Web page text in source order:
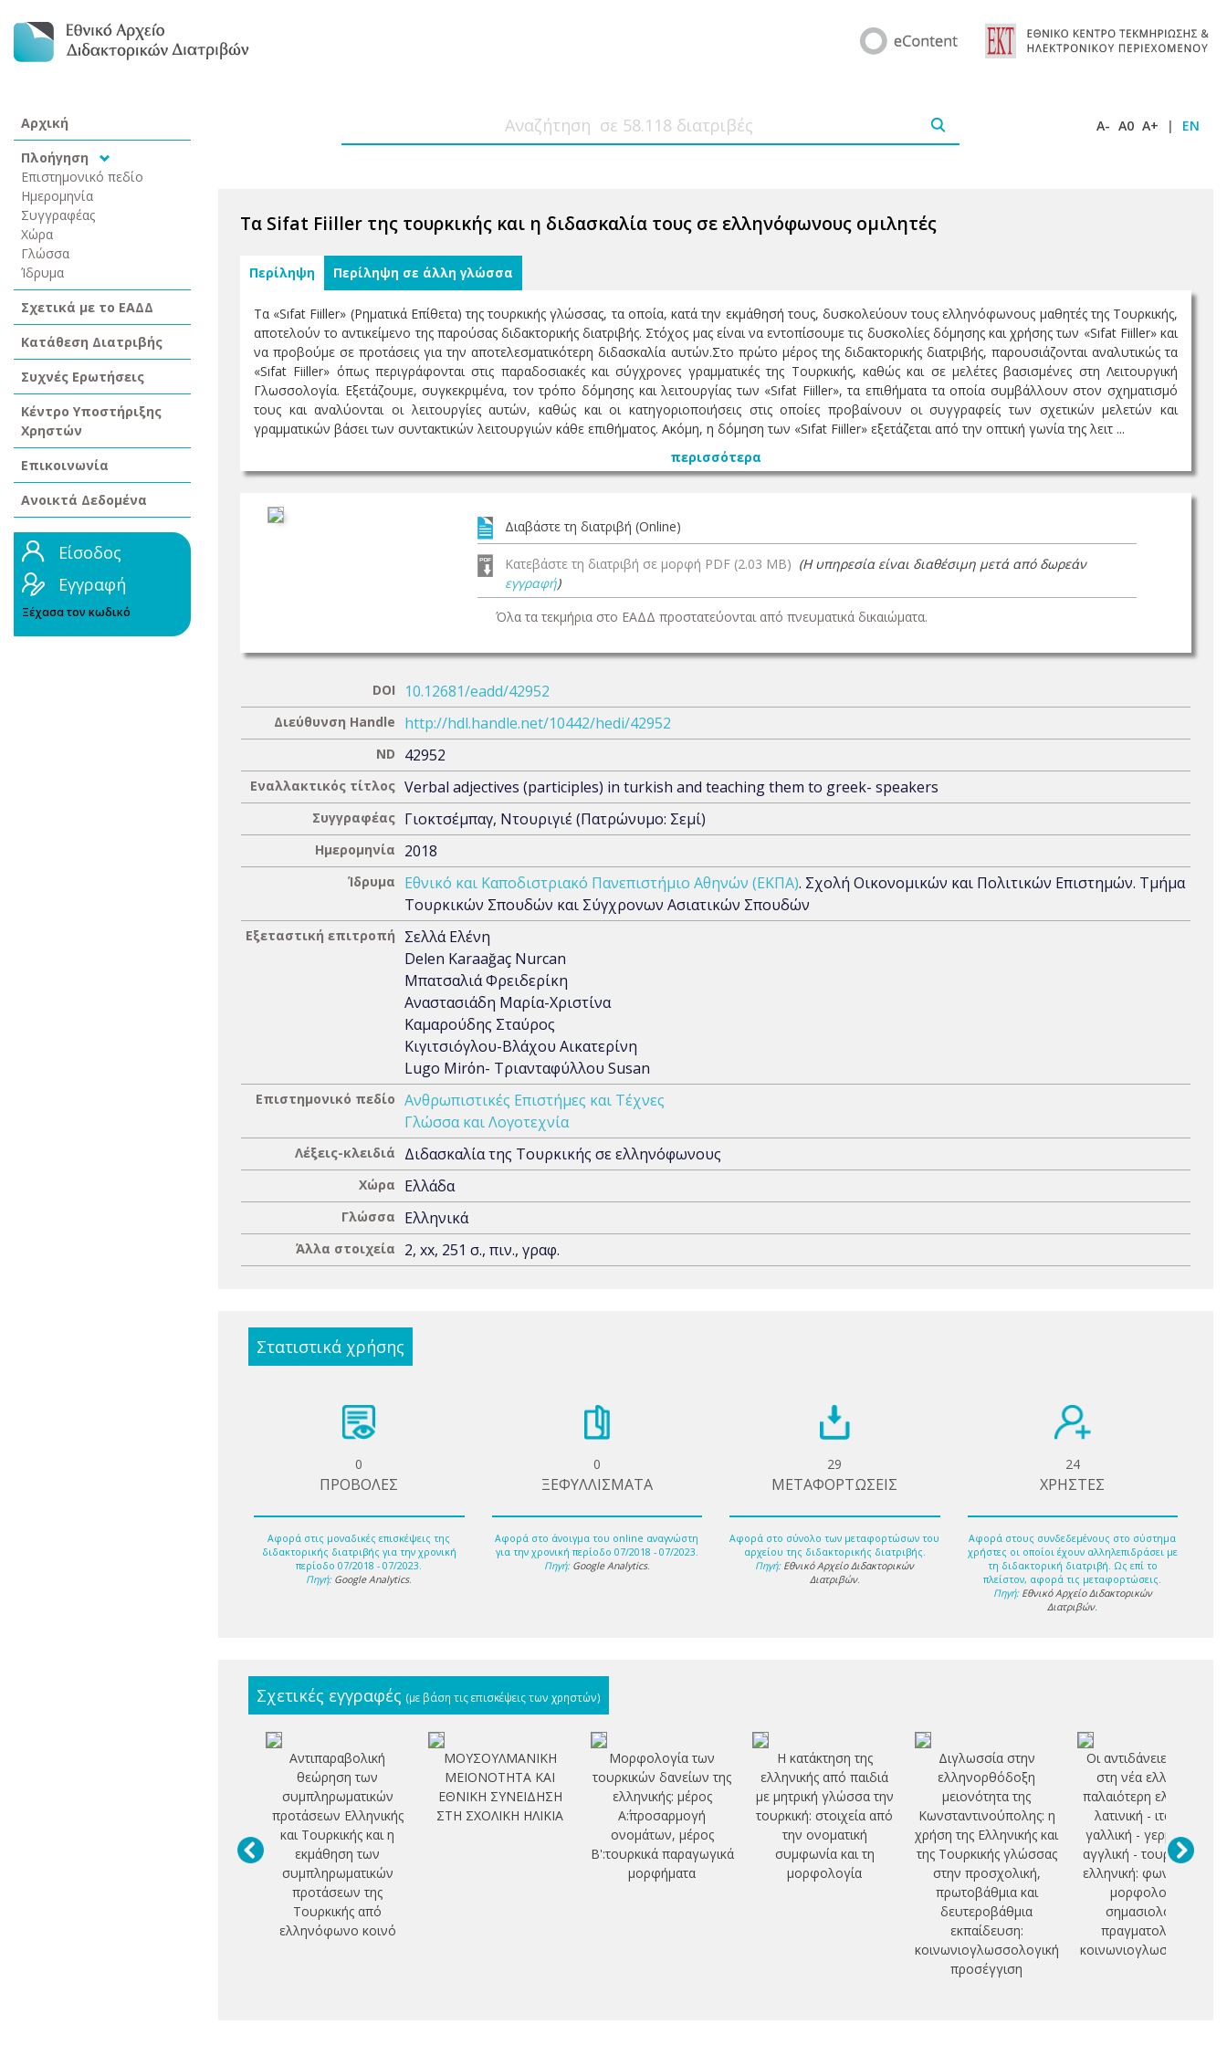
Αρχική
Πλοήγηση
Επιστημονικό πεδίο
Ημερομηνία
Συγγραφέας
Χώρα
Γλώσσα
Ίδρυμα
Σχετικά με το ΕΑΔΔ
Κατάθεση Διατριβής
Συχνές Ερωτήσεις
Κέντρο Υποστήριξης
Χρηστών
Επικοινωνία
Ανοικτά Δεδομένα
Είσοδος
Εγγραφή
Ξέχασα τον κωδικό
A- A0 A+ | EN
Τα Sifat Fiiller της τουρκικής και η διδασκαλία τους σε ελληνόφωνους ομιλητές
Περίληψη Περίληψη σε άλλη γλώσσα
Τα «Sıfat Fiiller» (Ρηματικά Επίθετα) της τουρκικής γλώσσας, τα οποία, κατά την εκμάθησή τους, δυσκολεύουν τους ελληνόφωνους μαθητές της Τουρκικής,
αποτελούν το αντικείμενο της παρούσας διδακτορικής διατριβής. Στόχος μας είναι να εντοπίσουμε τις δυσκολίες δόμησης και χρήσης των «Sıfat Fiiller» και
να προβούμε σε προτάσεις για την αποτελεσματικότερη διδασκαλία αυτών.Στο πρώτο μέρος της διδακτορικής διατριβής, παρουσιάζονται αναλυτικώς τα
«Sıfat Fiiller» όπως περιγράφονται στις παραδοσιακές και σύγχρονες γραμματικές της Τουρκικής, καθώς και σε μελέτες βασισμένες στη Λειτουργική
Γλωσσολογία. Εξετάζουμε, συγκεκριμένα, τον τρόπο δόμησης και λειτουργίας των «Sıfat Fiiller», τα επιθήματα τα οποία συμβάλλουν στον σχηματισμό
τους και αναλύονται οι λειτουργίες αυτών, καθώς και οι κατηγοριοποιήσεις στις οποίες προβαίνουν οι συγγραφείς των σχετικών μελετών και
γραμματικών βάσει των συντακτικών λειτουργιών κάθε επιθήματος. Ακόμη, η δόμηση των «Sıfat Fiiller» εξετάζεται από την οπτική γωνία της λειτ ...
περισσότερα
Διαβάστε τη διατριβή (Online)
Κατεβάστε τη διατριβή σε μορφή PDF (2.03 MB) (Η υπηρεσία είναι διαθέσιμη μετά από δωρεάν
εγγραφή)
Όλα τα τεκμήρια στο ΕΑΔΔ προστατεύονται από πνευματικά δικαιώματα.
DOI 10.12681/eadd/42952
Διεύθυνση Handle http://hdl.handle.net/10442/hedi/42952
ND 42952
Εναλλακτικός τίτλος Verbal adjectives (participles) in turkish and teaching them to greek- speakers
Συγγραφέας Γιοκτσέμπαγ, Ντουριγιέ (Πατρώνυμο: Σεμί)
Ημερομηνία 2018
Ίδρυμα Εθνικό και Καποδιστριακό Πανεπιστήμιο Αθηνών (ΕΚΠΑ). Σχολή Οικονομικών και Πολιτικών Επιστημών. Τμήμα
Τουρκικών Σπουδών και Σύγχρονων Ασιατικών Σπουδών
Εξεταστική επιτροπή
Σελλά Ελένη
Delen Karaağaç Nurcan
Μπατσαλιά Φρειδερίκη
Αναστασιάδη Μαρία-Χριστίνα
Καμαρούδης Σταύρος
Κιγιτσιόγλου-Βλάχου Αικατερίνη
Lugo Mirόn- Τριανταφύλλου Susan
Επιστημονικό πεδίο Ανθρωπιστικές Επιστήμες και Τέχνες
Γλώσσα και Λογοτεχνία
Λέξεις-κλειδιά Διδασκαλία της Τουρκικής σε ελληνόφωνους
Χώρα Ελλάδα
Γλώσσα Ελληνικά
Άλλα στοιχεία 2, xx, 251 σ., πιν., γραφ.
Στατιστικά χρήσης
0
ΠΡΟΒΟΛΕΣ
Αφορά στις μοναδικές επισκέψεις της
διδακτορικής διατριβής για την χρονική
περίοδο 07/2018 - 07/2023.
Πηγή: Google Analytics.
0
ΞΕΦΥΛΛΙΣΜΑΤΑ
Αφορά στο άνοιγμα του online αναγνώστη
για την χρονική περίοδο 07/2018 - 07/2023.
Πηγή: Google Analytics.
29
ΜΕΤΑΦΟΡΤΩΣΕΙΣ
Αφορά στο σύνολο των μεταφορτώσων του
αρχείου της διδακτορικής διατριβής.
Πηγή: Εθνικό Αρχείο Διδακτορικών
Διατριβών.
24
ΧΡΗΣΤΕΣ
Αφορά στους συνδεδεμένους στο σύστημα
χρήστες οι οποίοι έχουν αλληλεπιδράσει με
τη διδακτορική διατριβή. Ως επί το
πλείστον, αφορά τις μεταφορτώσεις.
Πηγή: Εθνικό Αρχείο Διδακτορικών
Διατριβών.
Σχετικές εγγραφές (με βάση τις επισκέψεις των χρηστών)
Αντιπαραβολική
θεώρηση των
συμπληρωματικών
προτάσεων Ελληνικής
και Τουρκικής και η
εκμάθηση των
συμπληρωματικών
προτάσεων της
Τουρκικής από
ελληνόφωνο κοινό
ΜΟΥΣΟΥΛΜΑΝΙΚΗ
ΜΕΙΟΝΟΤΗΤΑ ΚΑΙ
ΕΘΝΙΚΗ ΣΥΝΕΙΔΗΣΗ
ΣΤΗ ΣΧΟΛΙΚΗ ΗΛΙΚΙΑ
Μορφολογία των
τουρκικών δανείων της
ελληνικής: μέρος
Α΄:προσαρμογή
ονομάτων, μέρος
Β':τουρκικά παραγωγικά
μορφήματα
Η κατάκτηση της
ελληνικής από παιδιά
με μητρική γλώσσα την
τουρκική: στοιχεία από
την ονοματική
συμφωνία και τη
μορφολογία
Διγλωσσία στην
ελληνορθόδοξη
μειονότητα της
Κωνσταντινούπολης: η
χρήση της Ελληνικής και
της Τουρκικής γλώσσας
στην προσχολική,
πρωτοβάθμια και
δευτεροβάθμια
εκπαίδευση:
κοινωνιογλωσσολογική
προσέγγιση
Οι αντιδάνειες λέξεις
στη νέα ελληνική:
παλαιότερη ελληνική -
λατινική - ιταλική -
γαλλική - γερμανική -
αγγλική - τουρκική - ν.
ελληνική: φωνολογία,
μορφολογία,
σημασιολογία,
πραγματολογία,
κοινωνιογλωσσολογία